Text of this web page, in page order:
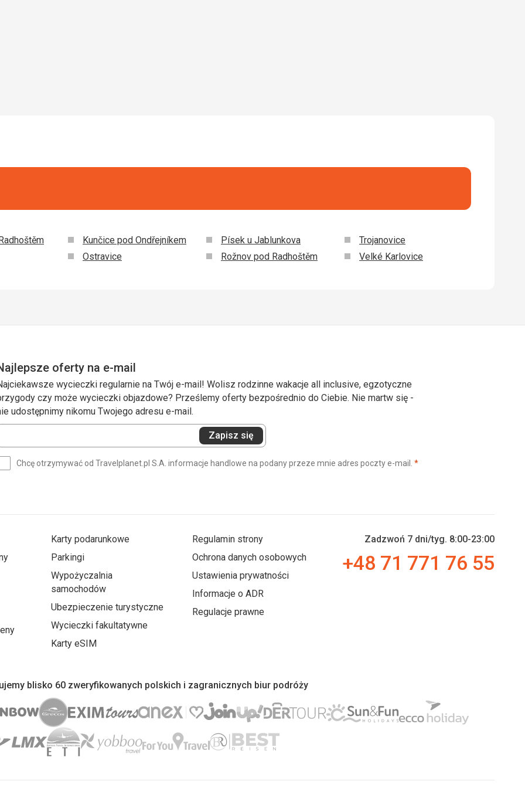
Kunčice pod Ondřejníkem
Ostravice
Písek u Jablunkova
Rožnov pod Radhoštěm
Trojanovice
Velké Karlovice
oferty na e-mail
wycieczki regularnie na Twój e-mail! Wolisz rodzinne wakacje all inclusive, egzotyczne
czy może wycieczki objazdowe? Prześlemy oferty bezpośrednio do Ciebie. Nie martw się -
udostępnimy nikomu Twojego adresu e-mail.
Zapisz się
Chcę otrzymywać od Travelplanet.pl S.A. informacje handlowe na podany przeze mnie adres poczty e-mail. *(wymagane)
Karty podarunkowe
Parkingi
Wypożyczalnia
samochodów
Ubezpieczenie turystyczne
Wycieczki fakultatywne
Karty eSIM
Regulamin strony
Ochrona danych osobowych
Ustawienia prywatności
Informacje o ADR
Regulacje prawne
Zadzwoń 7 dni/tyg. 8:00-23:00
+48 71 771 76 55
blisko 60 zweryfikowanych polskich i zagranicznych biur podróży